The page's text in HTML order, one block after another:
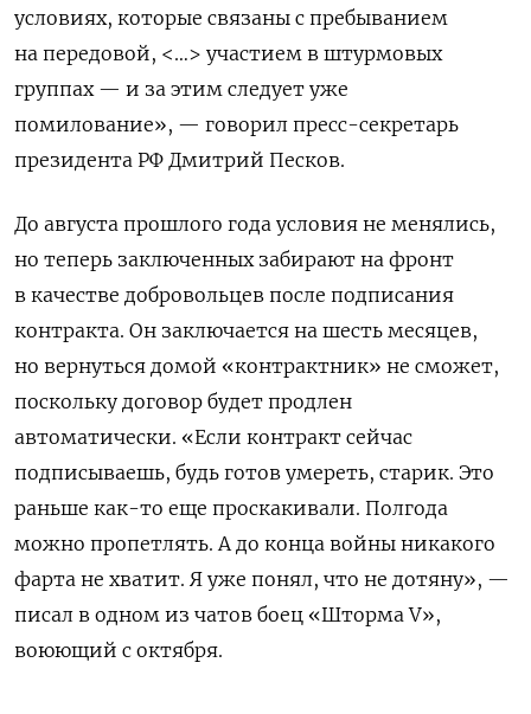
условиях, которые связаны с пребыванием
на передовой, <…> участием в штурмовых
группах — и за этим следует уже
помилование», — говорил пресс-секретарь
президента РФ Дмитрий Песков.
До августа прошлого года условия не менялись,
но теперь заключенных забирают на фронт
в качестве добровольцев после подписания
контракта. Он заключается на шесть месяцев,
но вернуться домой «контрактник» не сможет,
поскольку договор будет продлен
автоматически. «Если контракт сейчас
подписываешь, будь готов умереть, старик. Это
раньше как-то еще проскакивали. Полгода
можно пропетлять. А до конца войны никакого
фарта не хватит. Я уже понял, что не дотяну», —
писал в одном из чатов боец «Шторма V»,
воюющий с октября.